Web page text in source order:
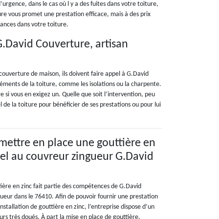
dans le cas où l y a des fuites dans votre toiture,
vous promet une prestation efficace, mais à des prix
dans votre toiture.
Couverture, artisan
de maison, ils doivent faire appel à G.David
de la toiture, comme les isolations ou la charpente.
vous en exigez un. Quelle que soit l’intervention, peu
la toiture pour bénéficier de ses prestations ou pour lui
en place une gouttière en
au couvreur zingueur G.David
en zinc fait partie des compétences de G.David
dans le 76410. Afin de pouvoir fournir une prestation
de gouttière en zinc, l’entreprise dispose d’un
très doués. À part la mise en place de gouttière,